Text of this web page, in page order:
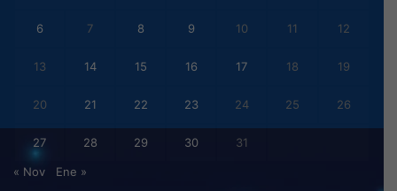
6 7 8 9 10 11 12
13 14 15 16 17 18 19
20 21 22 23 24 25 26
27 28 29 30 31
« Nov Ene »